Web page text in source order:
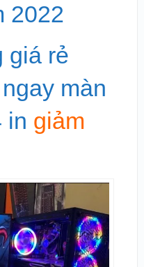
2022
giá rẻ
màn
in giảm